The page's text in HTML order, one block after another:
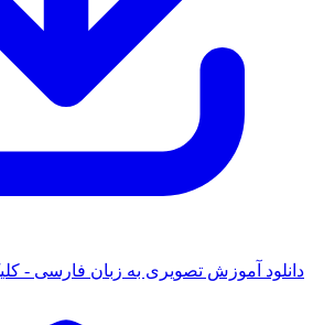
آموزش تصویری به زبان فارسی - کلیک کنید